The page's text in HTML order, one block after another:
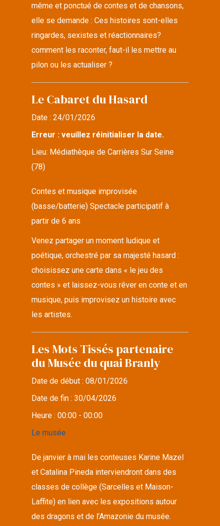
même et ponctué de contes et de chansons,
elle se demande : Ces histoires sont-elles
ringardes, sexistes et réactionnaires?
comment les raconter, faut-il les mettre au
pilon ou les actualiser ?
Le Cabaret du Hasard
Date :24/01/2026
Erreur : veuillez réinitialiser la date.
Lieu: Médiathèque de Carrières Sur Seine
(78)
Contes et musique improvisée
(basse/batterie) Spectacle participatif à
partir de 6 ans
Venez partager un moment ludique et
poétique, orchestré par sa majesté hasard :
choisissez une carte dans « le jeu des
contes » et laissez-vous rêver en conte et en
musique, puis improvisez un histoire avec
les artistes.
Les Mots Tissés partenaire
du Musée du quai Branly
Date de début :08/01/2026
Date de fin :30/04/2026
Heure :00:00 - 00:00
Le musée
De janvier à mai les conteuses Karine Mazel
et Catalina Pineda interviendront dans des
classes de collège (Sarcelles et Maison-
Laffite) en lien avec les expositions autour
des dragons et de l’Amazonie du musée.